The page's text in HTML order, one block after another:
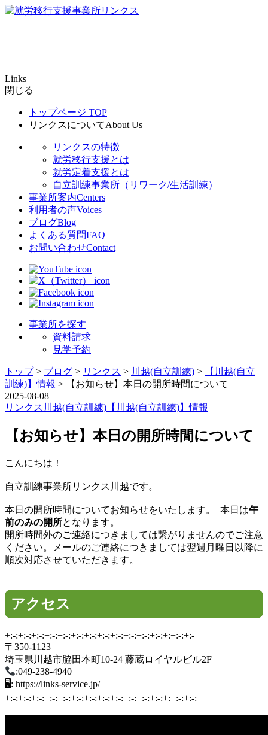
Links
閉じる
トップページ TOP
リンクスについてAbout Us
リンクスの特徴
就労移行支援とは
就労定着支援とは
自立訓練事業所（リワーク/生活訓練）
事業所案内Centers
利用者の声Voices
ブログBlog
よくある質問FAQ
お問い合わせContact
事業所を探す
資料請求
見学予約
トップ> ブログ > リンクス > 川越(自立訓練) >
【川越(自立
訓練)】情報 >
【お知らせ】本日の開所時間について
2025-08-08
リンクス 川越(自立訓練) 【川越(自立訓練)】情報
【お知らせ】本日の開所時間について
こんにちは！
自立訓練事業所リンクス川越です。
本日の開所時間についてお知らせをいたします。 本日は午
前のみの開所となります。
開所時間外のご連絡につきましては繋がりませんのでご注意
ください。メールのご連絡につきましては翌週月曜日以降に
順次対応させていただきます。
アクセス
+:-:+:-:+:-:+:-:+:-:+:-:+:-:+:-:+:-:+:-:+:-:+:-:+:+:-:+:-
〒350-1123
埼玉県川越市脇田本町10-24 藤蔵ロイヤルビル2F
:049-238-4940
🖥: https://links-service.jp/
+:-:+:-:+:-:+:-:+:-:+:-:+:-:+:-:+:-:+:-:+:-:+:-:+:+:-:+:-: